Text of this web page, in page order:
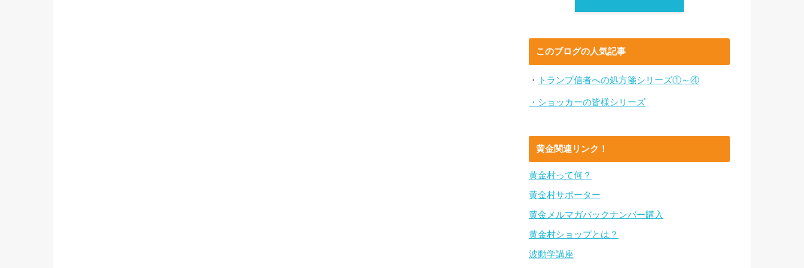
このブログの人気記事
・ トランプ信者への処方箋シリーズ①～④
・ショッカーの皆様シリーズ
黄金関連リンク！
黄金村って何？
黄金村サポーター
黄金メルマガバックナンバー購入
黄金村ショップとは？
波動学講座